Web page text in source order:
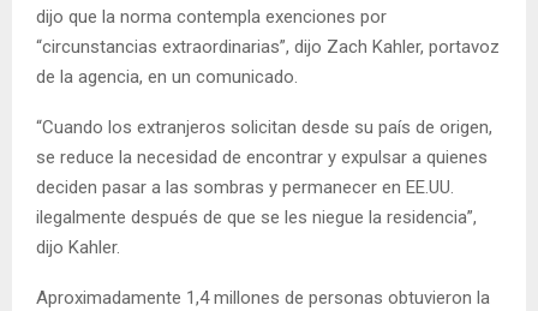
dijo que la norma contempla exenciones por
“circunstancias extraordinarias”, dijo Zach Kahler, portavoz
de la agencia, en un comunicado.
“Cuando los extranjeros solicitan desde su país de origen,
se reduce la necesidad de encontrar y expulsar a quienes
deciden pasar a las sombras y permanecer en EE.UU.
ilegalmente después de que se les niegue la residencia”,
dijo Kahler.
Aproximadamente 1,4 millones de personas obtuvieron la